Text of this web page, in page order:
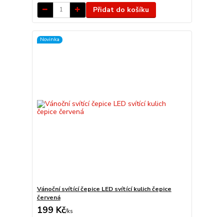
Přidat do košíku
Novinka
Vánoční svítící čepice LED svítící kulich čepice
červená
199 Kč/ks